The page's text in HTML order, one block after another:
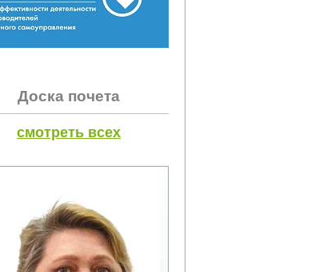
Доска почета
смотреть всех